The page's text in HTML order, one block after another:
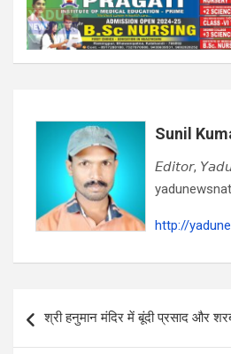
Sunil
𝘌𝘥𝘪𝘵𝘰𝘳,
http://
navigation
श्री हनुमान मंदिर में बूंदी प्रसाद और